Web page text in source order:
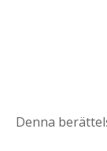
Denna